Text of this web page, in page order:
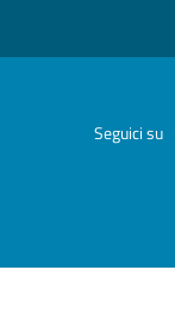
Seguici su